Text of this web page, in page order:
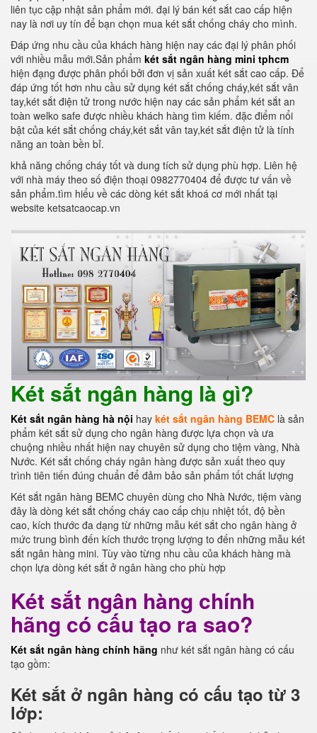
liên tục cập nhật sản phẩm mới. đại lý bán két sắt cao cấp hiện
nay là nơi uy tín để bạn chọn mua két sắt chống cháy cho mình.
Đáp ứng nhu cầu của khách hàng hiện nay các đại lý phân phối
với nhiều mẫu mới.Sản phẩm két sắt ngân hàng mini tphcm
hiện đạng được phân phối bởi đơn vị sản xuất két sắt cao cấp. Để
đáp ứng tốt hơn nhu cầu sử dụng két sắt chống cháy,két sắt vân
tay,két sắt điện tử trong nước hiện nay các sản phẩm két sắt an
toàn welko safe được nhiều khách hàng tìm kiếm. đặc điểm nổi
bật của két sắt chống cháy,két sắt vân tay,két sắt điện tử là tính
năng an toàn bền bỉ.
khả năng chống cháy tốt và dung tích sử dụng phù hợp. Liên hệ
với nhà máy theo số điện thoại 0982770404 để được tư vấn về
sản phẩm.tìm hiểu về các dòng két sắt khoá cơ mới nhất tại
website ketsatcaocap.vn
Két sắt ngân hàng là gì?
Két sắt ngân hàng hà nội hay két sắt ngân hàng BEMC là sản
phẩm két sắt sử dụng cho ngân hàng được lựa chọn và ưa
chuộng nhiều nhất hiện nay chuyên sử dụng cho tiệm vàng, Nhà
Nước. Két sắt chống cháy ngân hàng được sản xuất theo quy
trình tiên tiến đúng chuẩn để đảm bảo sản phẩm tốt chất lượng
Két sắt ngân hàng BEMC chuyên dùng cho Nhà Nước, tiệm vàng
đây là dòng két sắt chống cháy cao cấp chịu nhiệt tốt, độ bền
cao, kích thước đa dạng từ những mẫu két sắt cho ngân hàng ở
mức trung bình đến kích thước trọng lượng to đến những mẫu két
sắt ngân hàng mini. Tùy vào từng nhu cầu của khách hàng mà
chọn lựa dòng két sắt ở ngân hàng cho phù hợp
Két sắt ngân hàng chính
hãng có cấu tạo ra sao?
Két sắt ngân hàng chính hãng như két sắt ngân hàng có cấu
tạo gồm:
Két sắt ở ngân hàng có cấu tạo từ 3
lớp: